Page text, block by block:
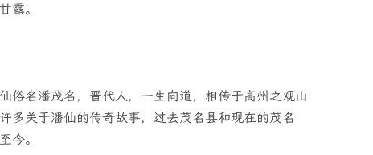
露。
俗名潘茂名，晋代人，一生向道，相传于高州之观山
多关于潘仙的传奇故事，过去茂名县和现在的茂名
今。